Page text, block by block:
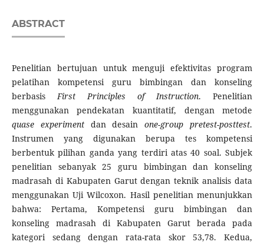
ABSTRACT
Penelitian bertujuan untuk menguji efektivitas program
pelatihan kompetensi guru bimbingan dan konseling
berbasisFirst Principles of Instruction. Penelitian
menggunakan pendekatan kuantitatif, dengan metode
quase experimentdan desainone-group pretest-posttest.
Instrumen yang digunakan berupa tes kompetensi
berbentuk pilihan ganda yang terdiri atas 40 soal. Subjek
penelitian sebanyak 25 guru bimbingan dan konseling
madrasah di Kabupaten Garut dengan teknik analisis data
menggunakan Uji Wilcoxon. Hasil penelitian menunjukkan
bahwa: Pertama, Kompetensi guru bimbingan dan
konseling madrasah di Kabupaten Garut berada pada
kategori sedang dengan rata-rata skor 53,78. Kedua,